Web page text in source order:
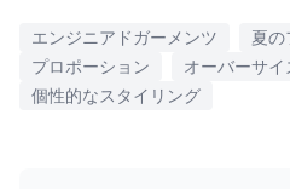
エンジニアドガーメンツ
夏の
プロポーション
オーバーサイ
個性的なスタイリング